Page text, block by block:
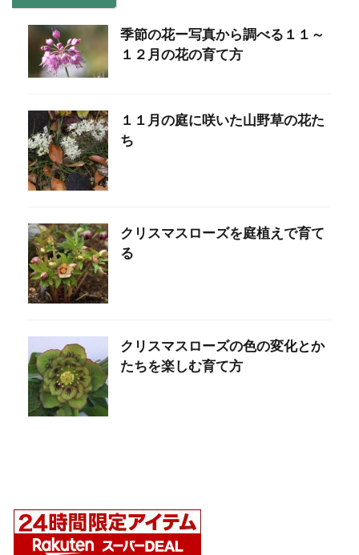
季節の花ー写真から調べる１１～
１２月の花の育て方
１１月の庭に咲いた山野草の花た
ち
クリスマスローズを庭植えで育て
る
クリスマスローズの色の変化とか
たちを楽しむ育て方